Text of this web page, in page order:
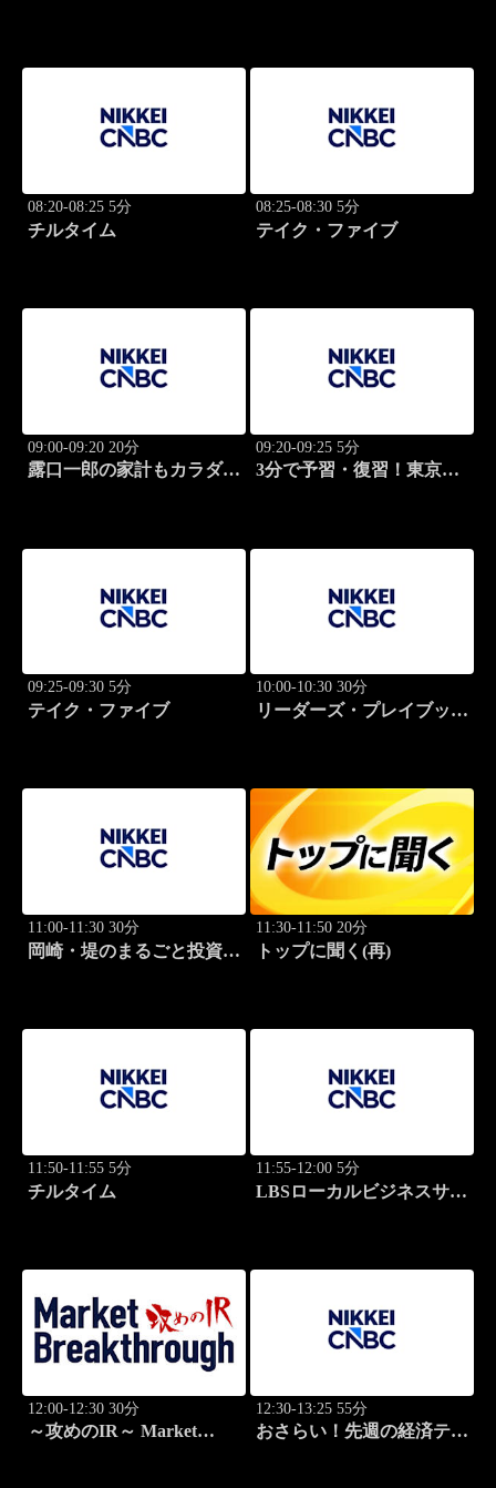
08:20-08:25 5分
チルタイム
08:25-08:30 5分
テイク・ファイブ
09:00-09:20 20分
露口一郎の家計もカラダも
09:20-09:25 5分
3分で予習・復習！東京市
09:25-09:30 5分
テイク・ファイブ
10:00-10:30 30分
リーダーズ・プレイブック
11:00-11:30 30分
岡崎・堤のまるごと投資道
11:30-11:50 20分
トップに聞く(再)
11:50-11:55 5分
チルタイム
11:55-12:00 5分
LBSローカルビジネスサテ
12:00-12:30 30分
～攻めのIR～ Market
12:30-13:25 55分
おさらい！先週の経済テー